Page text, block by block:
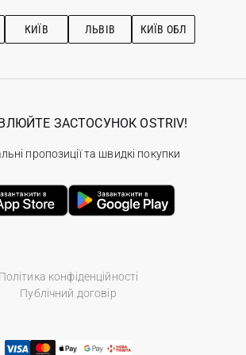
Рекомендації з догляду
КИЇВ ЛЬВІВ КИЇВ ОБЛ
Політика конфіденційності
Публічний договір
ЗАСТОСУНОК OSTRIV!
пропозиції та швидкі покупки